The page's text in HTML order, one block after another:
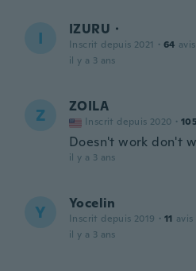
I IZURU・
Inscrit depuis 2021 · 64 avis
il y a 3 ans
Z ZOILA
Inscrit depuis 2020 · 105
Doesn't work don't
il y a 3 ans
Y Yocelin
Inscrit depuis 2019 · 11 avis
il y a 3 ans